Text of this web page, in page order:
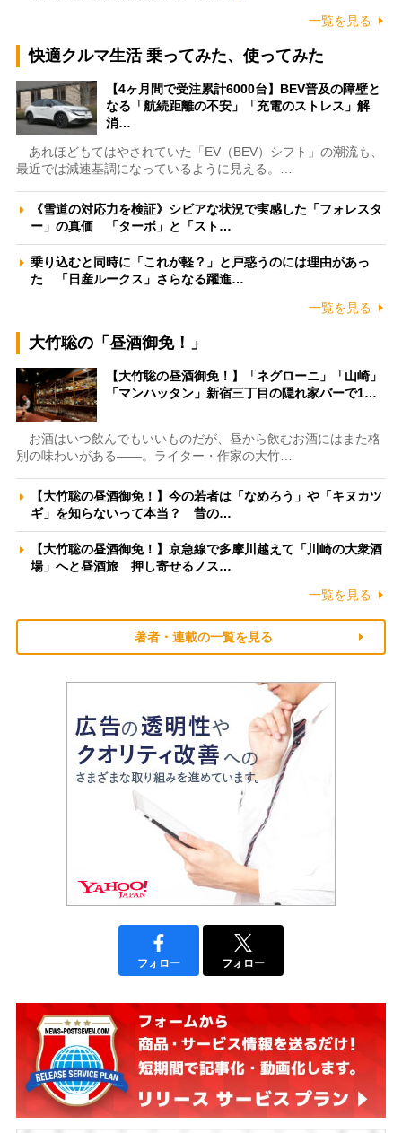
一覧を見る
快適クルマ生活 乗ってみた、使ってみた
【4ヶ月間で受注累計6000台】BEV普及の障壁と
なる「航続距離の不安」「充電のストレス」解
消…
あれほどもてはやされていた「EV（BEV）シフト」の潮流も、
最近では減速基調になっているように見える。…
《雪道の対応力を検証》シビアな状況で実感した「フォレスタ
ー」の真価 「ターボ」と「スト…
乗り込むと同時に「これが軽？」と戸惑うのには理由があっ
た 「日産ルークス」さらなる躍進…
一覧を見る
大竹聡の「昼酒御免！」
【大竹聡の昼酒御免！】「ネグローニ」「山崎」
「マンハッタン」新宿三丁目の隠れ家バーで1…
お酒はいつ飲んでもいいものだが、昼から飲むお酒にはまた格
別の味わいがある――。ライター・作家の大竹…
【大竹聡の昼酒御免！】今の若者は「なめろう」や「キヌカツ
ギ」を知らないって本当？ 昔の…
【大竹聡の昼酒御免！】京急線で多摩川越えて「川崎の大衆酒
場」へと昼酒旅 押し寄せるノス…
一覧を見る
著者・連載の一覧を見る
フォロー フォロー